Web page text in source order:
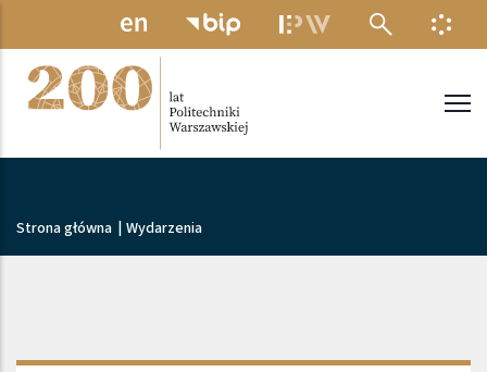
Przejdź do treści
MENU
Ścieżka nawigacyjna
Strona główna Wydarzenia